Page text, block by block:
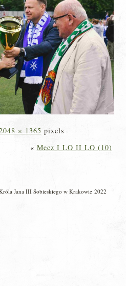
× 1365 pixels
« Mecz I LO II LO (10)
Jana III Sobieskiego w Krakowie 2022